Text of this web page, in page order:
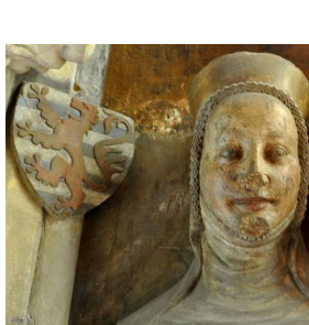
Image